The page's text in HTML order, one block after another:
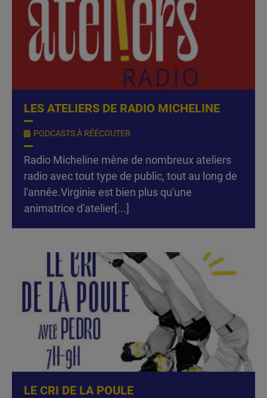
LES ATELIERS DE RADIO MICHELINE
PODCASTS À RÉÉCOUTER
Radio Micheline mène de nombreux ateliers
radio avec tout type de public, tout au long de
l'année.Virginie est bien plus qu'une
animatrice d'atelier[...]
LE CRI DE LA POULE